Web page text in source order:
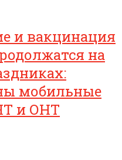
и вакцинация
на
мобильные
и ОНТ